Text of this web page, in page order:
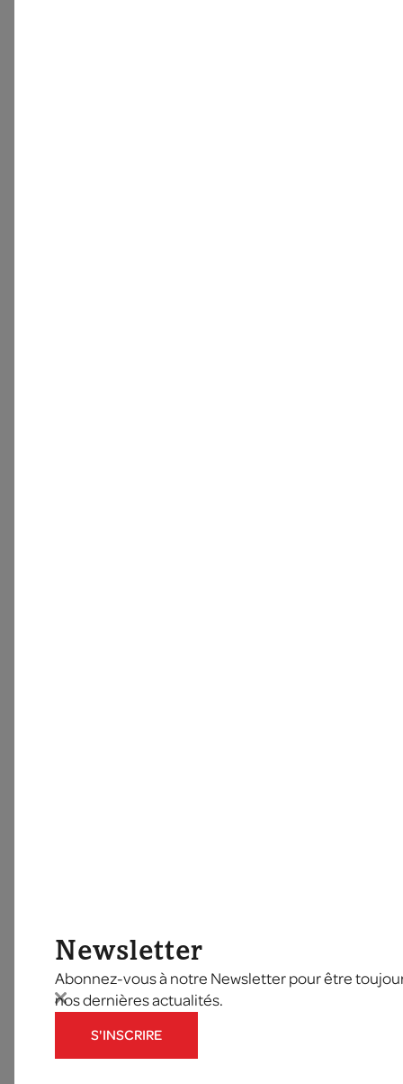
Newsletter
Abonnez-vous à notre Newsletter pour être
nos dernières actualités.
S'INSCRIRE